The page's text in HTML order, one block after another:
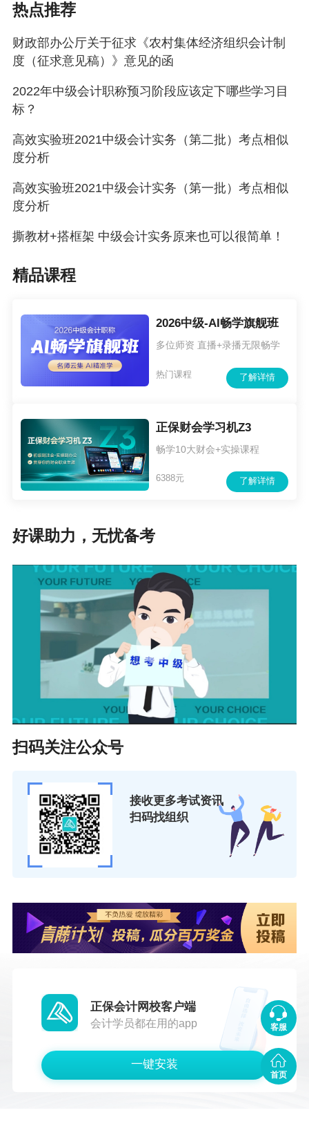
16.新准则中设置的“预计负债”科目，其核算
17.“盈余公积”科目取消了法定公益金有关的
核算。
18.新准则增设了“库存股”科目，核算企业收
购、转让或注销本公司股份金额。
19.新准则增设了“研发支出”科目，核算企业
进行研究和开发无形资产过程中发生的各项支
出。
20.新准则增设了“公允价值变动损益”科目，
核算企业交易性金融资产、交易性金融负债，以
价值变动形成的应计入当期损益的利得或损失。
21.“其他业务支出”科目变为“其他业务成本”科
及附加”科目。
23.“营业费用”科目变为“销售费用”科目。
24.新准则增设了“资产减值损失”科目，
26.新准则取消了“待摊费用”和“预提费用”科
目。
查看原帖，进行讨论>>
热点推荐
财政部办公厅关于征求《农村集体经济组织会计制
度（征求意见稿）》意见的函
2022年中级会计职称预习阶段应该定下哪些学习目
标？
高效实验班2021中级会计实务（第二批）考点相似
度分析
高效实验班2021中级会计实务（第一批）考点相似
度分析
撕教材+搭框架 中级会计实务原来也可以很简单！
精品课程
2026中级-AI畅学旗舰班
多位师资 直播+录播无限畅学
了解详情
热门课程
正保财会学习机Z3
畅学10大财会+实操课程
了解详情
6388元
好课助力，无忧备考
扫码关注公众号
接收更多考试资讯
扫码找组织
正保会计网校客户端
会计学员都在用的app
一键安装
客服
首页